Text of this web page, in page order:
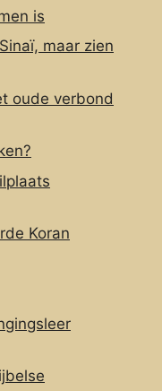
is
maar zien
oude verbond
Koran